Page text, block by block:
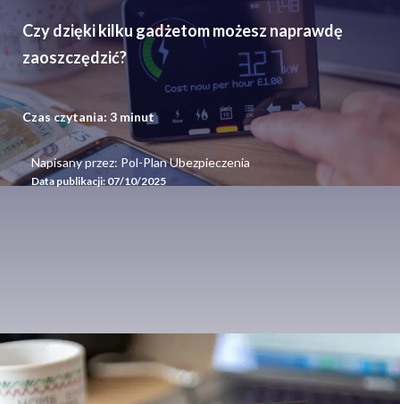
Czy dzięki kilku gadżetom możesz naprawdę
zaoszczędzić?
Czas czytania: 3 minut
Napisany przez: Pol-Plan Ubezpieczenia
Data publikacji: 07/10/2025